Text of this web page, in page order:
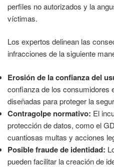
perfiles no autorizados y la
víctimas.
Los expertos delinean las
infracciones de la siguiente
Erosión de la confianza del
confianza de los consumidores
diseñadas para proteger la
Contragolpe normativo: El
protección de datos, como el
cuantiosas multas y acciones
Posible fraude de identidad:
pueden facilitar la creación de